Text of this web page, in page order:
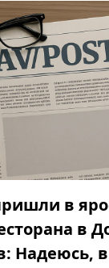
в
в
Надеюсь,